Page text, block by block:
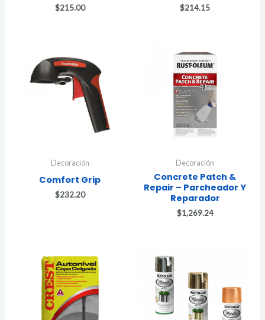
$215.00 $214.15
Decoración
Comfort Grip
$232.20
Decoración
Concrete Patch &
Repair – Parcheador Y
Reparador
$1,269.24